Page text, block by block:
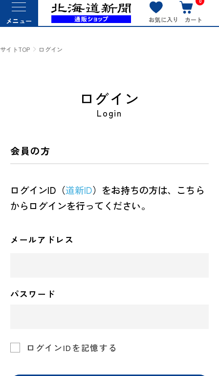
メニュー お気に入り カート
サイトTOP ログイン
ログイン
Login
会員の方
ログインID（道新ID）をお持ちの方は、こちら
からログインを行ってください。
メールアドレス
パスワード
ログインIDを記憶する